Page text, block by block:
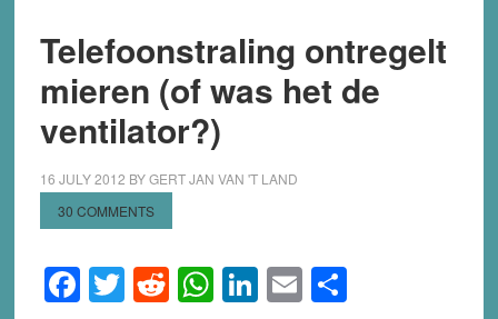
Telefoonstraling ontregelt
mieren (of was het de
ventilator?)
16 JULY 2012 BYGERT JAN VAN 'T LAND
30 COMMENTS
Facebook
Twitter
Reddit
WhatsApp
LinkedIn
EmailShare